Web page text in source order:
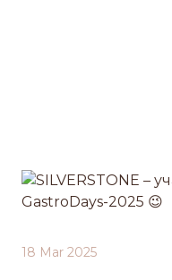
18 Mar 2025